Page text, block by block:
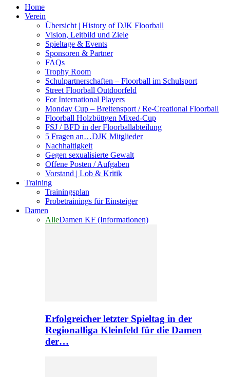
Home
Verein
Übersicht | History of DJK Floorball
Vision, Leitbild und Ziele
Spieltage & Events
Sponsoren & Partner
FAQs
Trophy Room
Schulpartnerschaften – Floorball im Schulsport
Street Floorball Outdoorfeld
For International Players
Monday Cup – Breitensport / Re-Creational Floorball
Floorball Holzbüttgen Mixed-Cup
FSJ / BFD in der Floorballabteilung
5 Fragen an…DJK Mitglieder
Nachhaltigkeit
Gegen sexualisierte Gewalt
Offene Posten / Aufgaben
Vorstand | Lob & Kritik
Training
Trainingsplan
Probetrainings für Einsteiger
Damen
AlleDamen KF (Informationen)
Erfolgreicher letzter Spieltag in der
Regionalliga Kleinfeld für die Damen
der…